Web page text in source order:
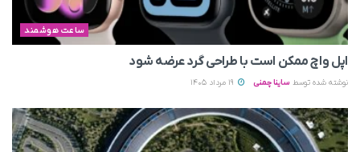
ساعت هوشمند
اپل واچ ممکن است با طراحی گرد عرضه شود
نوشته شده توسط ساینا چمنی